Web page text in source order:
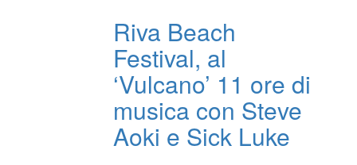
Riva Beach
Festival, al
‘Vulcano’ 11 ore di
musica con Steve
Aoki e Sick Luke